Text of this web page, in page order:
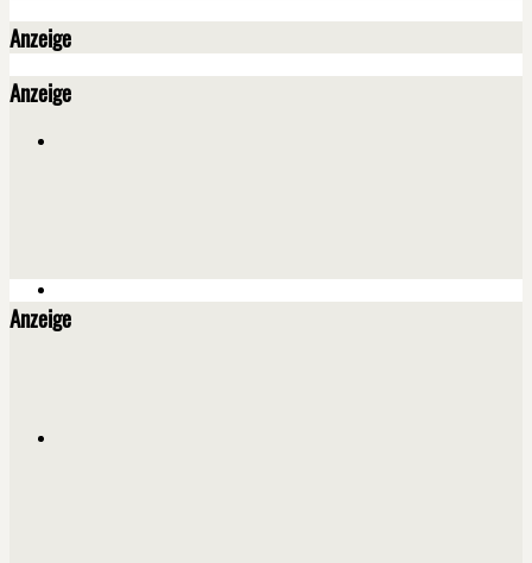
Anzeige
Anzeige
Anzeige